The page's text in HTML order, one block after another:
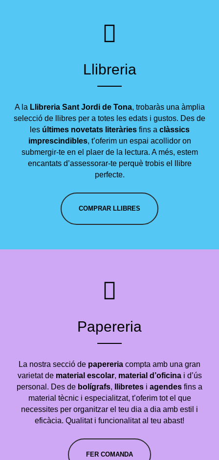
Llibreria
A la Llibreria Sant Jordi de Tona, trobaràs una àmplia
selecció de llibres per a totes les edats i gustos. Des de
les últimes novetats literàriesfins a clàssics
imprescindibles, t’oferim un espai acollidor on
submergir-te en el plaer de la lectura. A més, estem
encantats d’assessorar-te perquè trobis el llibre
perfecte.
COMPRAR LLIBRES
Papereria
La nostra secció de papereria compta amb una gran
varietat de material escolar, material d’oficinai d’ús
personal. Des de bolígrafs, llibretes i agendes fins a
material tècnic i especialitzat, t’oferim tot el que
necessites per organitzar el teu dia a dia amb estil i
eficàcia. Qualitat i funcionalitat al teu abast!
FER COMANDA